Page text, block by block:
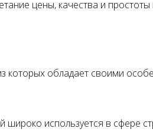
цены, качества и
которых обладает своими
используется в сфере